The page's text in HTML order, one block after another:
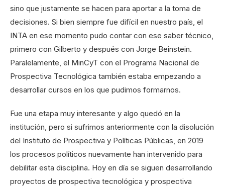
sino que justamente se hacen para aportar a la toma de
decisiones. Si bien siempre fue difícil en nuestro país, el
INTA en ese momento pudo contar con ese saber técnico,
primero con Gilberto y después con Jorge Beinstein.
Paralelamente, el MinCyT con el Programa Nacional de
Prospectiva Tecnológica también estaba empezando a
desarrollar cursos en los que pudimos formarnos.
Fue una etapa muy interesante y algo quedó en la
institución, pero si sufrimos anteriormente con la disolución
del Instituto de Prospectiva y Políticas Públicas, en 2019
los procesos políticos nuevamente han intervenido para
debilitar esta disciplina. Hoy en día se siguen desarrollando
proyectos de prospectiva tecnológica y prospectiva